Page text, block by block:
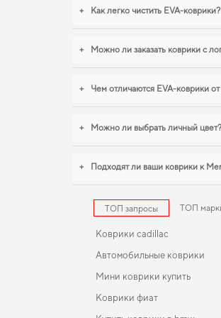
+ Как легко чистить EVA-коврики?
+ Можно ли заказать коврики с
+ Чем отличаются EVA-коврики
+ Можно ли выбрать личный цвет?
+ Подходят ли ваши коврики к
ТОП запросы ТОП
Коврики cadillac
Автомобильные коврики
Мини коврики купить
Коврики фиат